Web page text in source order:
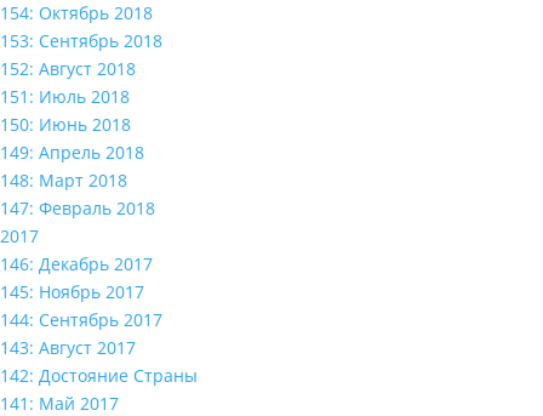
154: Октябрь 2018
153: Сентябрь 2018
152: Август 2018
151: Июль 2018
150: Июнь 2018
149: Апрель 2018
148: Март 2018
147: Февраль 2018
2017
146: Декабрь 2017
145: Ноябрь 2017
144: Сентябрь 2017
143: Август 2017
142: Достояние Страны
141: Май 2017